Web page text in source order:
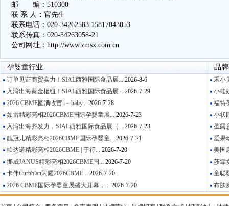
邮 编：510300
联 系 人：官先生
联系电话：020-34262583 15817043053
联系传真：020-34263058-21
公司网址：http://www.zmsx.com.cn
孕婴童行业 品牌
●订单见证商贸实力！SIAL西雅国际食品展... 2026-8-6
●入湾出海黄金枢纽！SIAL西雅国际食品展... 2026-7-29
●2026 CBME圆满收官|i﹣baby... 2026-7-28
●如雷精彩亮相2026CBME国际孕婴童展... 2026-7-23
●入湾出海齐发力，SIAL西雅国际食品展（... 2026-7-23
●靓冠儿精彩亮相2026CBME国际孕婴童... 2026-7-21
●帕达诺精彩亮相2026CBME | 于行... 2026-7-20
●挪威JANUS精彩亮相2026CBME国... 2026-7-20
●卡伴Curbblan闪耀2026CBME... 2026-7-20
●2026 CBME国际孕婴童展盛大开幕，... 2026-7-20
●禾小
●小蛙
●福特
●小状
●圣露
●爱果
●美国
●莎霏
●童聪
●布肤